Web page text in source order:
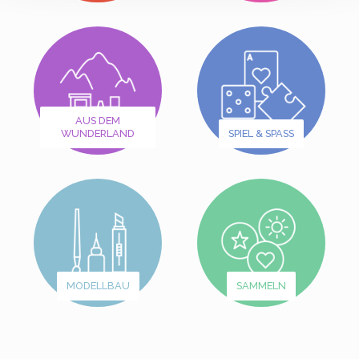
AUS DEM
WUNDERLAND
SPIEL & SPASS
MODELLBAU SAMMELN